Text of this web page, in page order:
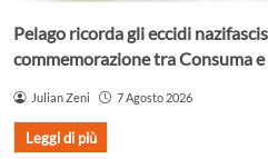
Pelago ricorda gli eccidi
commemorazione tra Consuma
Julian Zeni 7 Agosto 2026
Leggi di più